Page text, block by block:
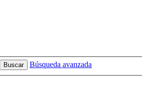
Buscar Búsqueda avanzada